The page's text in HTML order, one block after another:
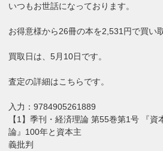
いつもお世話になっております。
お得意様から26冊の本を2,531円で買い
買取日は、5月10日です。
査定の詳細はこちらです。
入力：9784905261889
【1】季刊・経済理論 第55巻第1号 『
論』100年と資本主
義批判